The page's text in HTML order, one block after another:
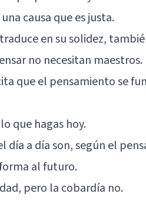
causa que es justa.
en su solidez,
no necesitan maestros.
que el pensamiento se
que hagas hoy.
día a día son, según el
al futuro.
pero la cobardía no.